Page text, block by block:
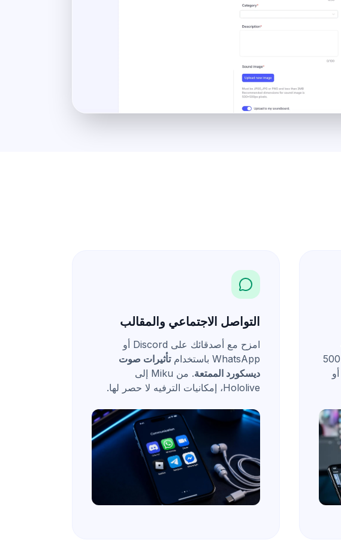
. تنقل بين أكثر من 500
صوت في منتصف البث على Twitch أو
التواصل الاجتماعي والمقالب
امزح مع أصدقائك على Discord أو
WhatsApp باستخدام
تأثيرات صوت
ديسكورد الممتعة
. من Miku إلى
Hololive، إمكانيات الترفيه لا حصر لها.